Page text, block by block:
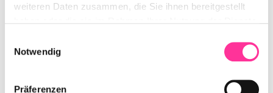
weiteren Daten zusammen, die Sie ihnen bereitgestellt
unserer Website Dienste, die eine Verarbeitung Ihrer
Notwendig
Präferenzen